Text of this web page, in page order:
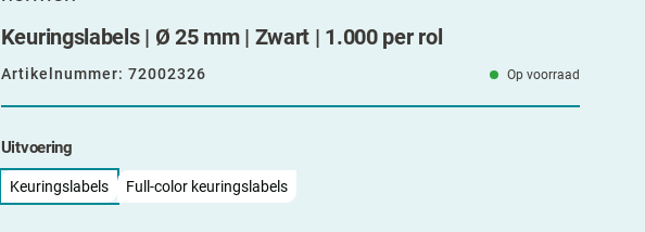
Keuringslabels | Ø 25 mm | Zwart | 1.000 per rol
Artikelnummer: 72002326 Op voorraad
Uitvoering
Keuringslabels Full-color keuringslabels